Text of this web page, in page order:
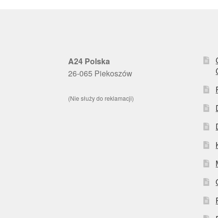
A24 Polska
26-065 Piekoszów
(Nie służy do reklamacji)